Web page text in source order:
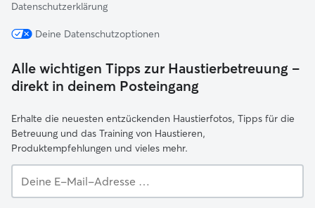
Datenschutzerklärung
Deine Datenschutzoptionen
Alle wichtigen Tipps zur Haustierbetreuung –
direkt in deinem Posteingang
Erhalte die neuesten entzückenden Haustierfotos, Tipps für die
Betreuung und das Training von Haustieren,
Produktempfehlungen und vieles mehr.
E-